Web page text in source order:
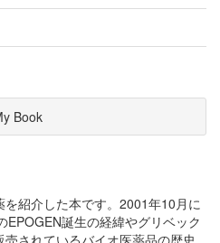
Book
紹介した本です。2001年10月に
誕生の経緯やグリベック